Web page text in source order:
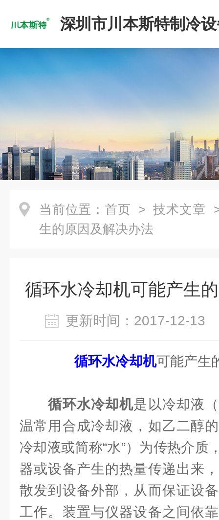
深圳市川本斯特制冷
公司
当前位置： 首页 > 技术文章
生的原因及解决办法
循环水冷却机可能产生
更新时间：2017-12-
循环水冷却机可能产生
循环水冷却机是以冷却液
温常用合成冷却液，如乙二醇
冷却液或简称“水”）为传热介质
器或设备产生的热量传递出来
散发到设备外部，从而保证设
工作。装置与仪器设备之间依